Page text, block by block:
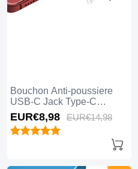
Bouchon Anti-poussiere
USB-C Jack Type-C
Universel H17 Bleu
EUR€8,98 EUR€14,98